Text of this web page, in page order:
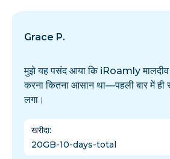
Grace P.
मुझे यह पसंद आया कि iRoamly
करना कितना आसान था—पहली बार में
लगा।
खरीदा:
20GB-10-days-total